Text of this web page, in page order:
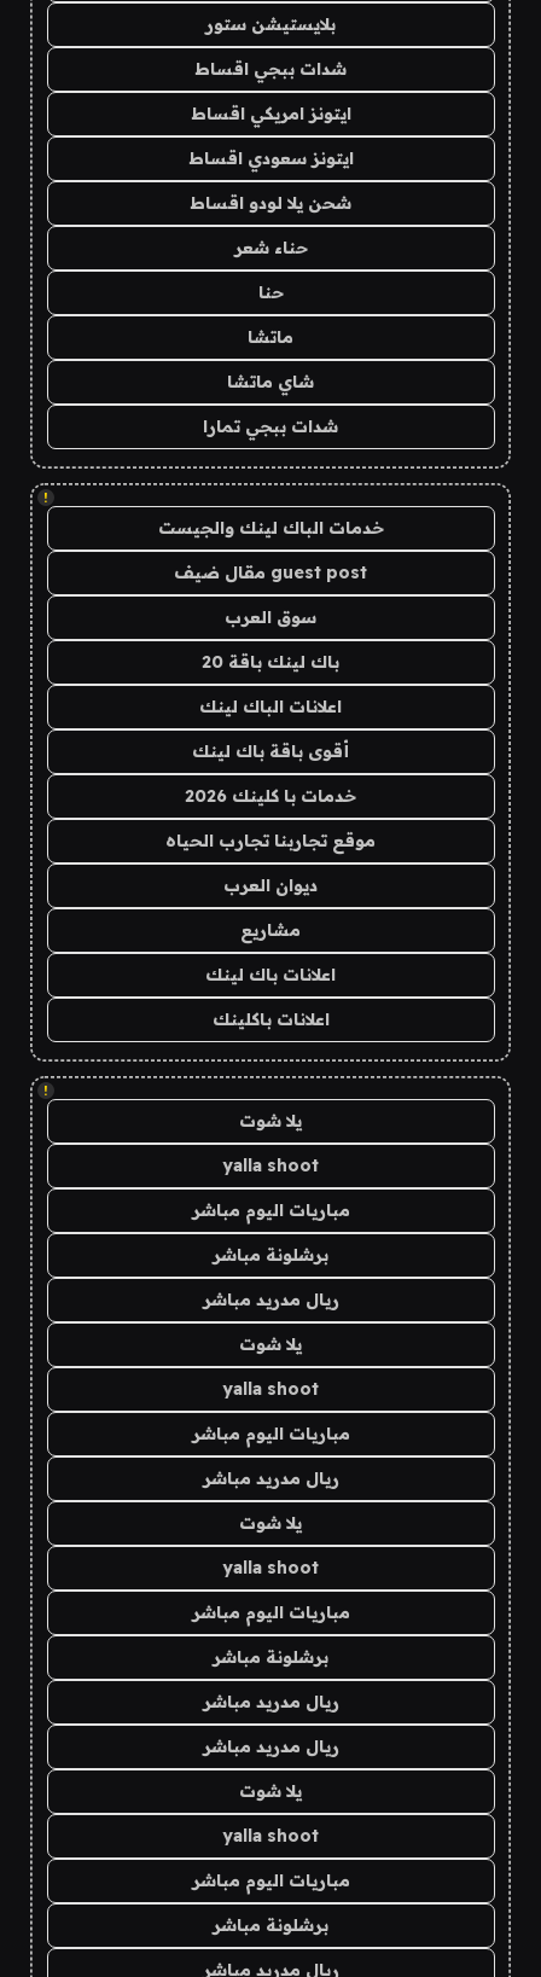
بلايستيشن ستور
شدات ببجي اقساط
ايتونز امريكي اقساط
ايتونز سعودي اقساط
شحن يلا لودو اقساط
حناء شعر
حنا
ماتشا
شاي ماتشا
شدات ببجي تمارا
!
خدمات الباك لينك والجيست
guest post مقال ضيف
سوق العرب
باك لينك باقة 20
اعلانات الباك لينك
أقوى باقة باك لينك
خدمات با كلينك 2026
موقع تجاربنا تجارب الحياه
ديوان العرب
مشاريع
اعلانات باك لينك
اعلانات باكلينك
!
يلا شوت
yalla shoot
مباريات اليوم مباشر
برشلونة مباشر
ريال مدريد مباشر
يلا شوت
yalla shoot
مباريات اليوم مباشر
ريال مدريد مباشر
يلا شوت
yalla shoot
مباريات اليوم مباشر
برشلونة مباشر
ريال مدريد مباشر
ريال مدريد مباشر
يلا شوت
yalla shoot
مباريات اليوم مباشر
برشلونة مباشر
ريال مدريد مباشر